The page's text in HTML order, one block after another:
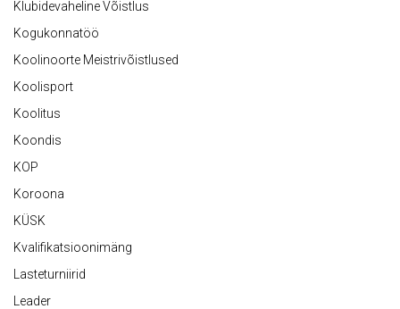
Klubidevaheline Võistlus
Kogukonnatöö
Koolinoorte Meistrivõistlused
Koolisport
Koolitus
Koondis
KOP
Koroona
KÜSK
Kvalifikatsioonimäng
Lasteturniirid
Leader